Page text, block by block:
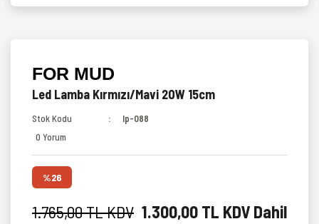
FOR MUD
Led Lamba Kırmızı/Mavi 20W 15cm
Stok Kodu
lp-088
0 Yorum
%26
1.765,00 TL KDV 1.300,00 TL KDV Dahil